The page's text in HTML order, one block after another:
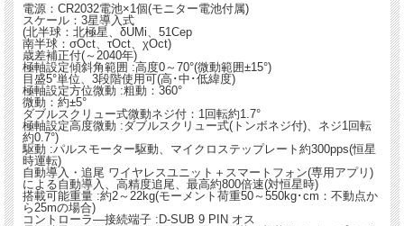
電源：CR2032電池×1個(モニター電池付属)
スケール：3星導入式
(北半球：北極星、δUMi、51Cep
南半球：σOct、τOct、χOct)
歳差補正付(～2040年)
極軸設定傾斜角範囲 :高度0～70°(微動範囲±15°)
目盛5°単位、3段階使用可(高･中･低緯度)
極軸設定方位微動 :粗動：360°
微動：約±5°
ダブルスクリュー式微動ネジ付：1回転約1.7°
極軸設定高度微動 :ダブルスクリュー式(トンボネジ付)、ネジ1回転
約0.7°)
駆動 :パルスモーター駆動、マイクロステップレート約300pps(恒星
時運転)
自動導入・追尾 ワイヤレスユニット＋スマートフォン(専用アプリ)
による自動導入、高精度追尾、最高約800倍速(対恒星時)
搭載可能重量 :約2～22kg(モーメント荷重50～550kg･cm：不動点か
ら25mの場合)
コントローラ―接続端子 :D-SUB 9 PIN オス